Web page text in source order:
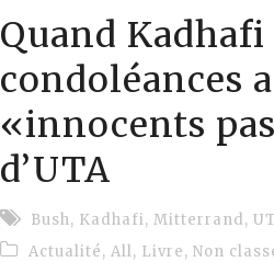
Quand
condoléances
«innocents
d’UTA
Bush, Kadhafi, Mitterrand ,
Actualité, All, Livre, Non